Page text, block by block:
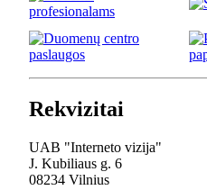
Rekvizitai
UAB "Interneto vizija"
J. Kubiliaus g. 6
08234 Vilnius